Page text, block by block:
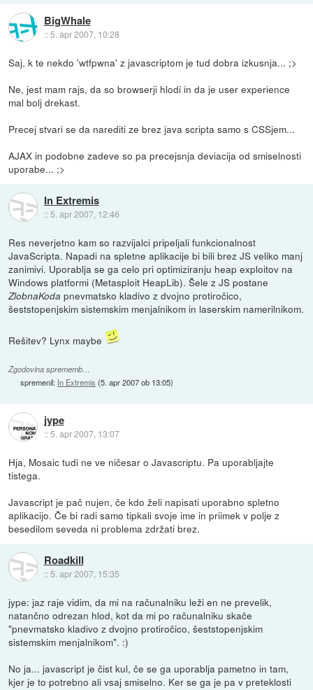
BigWhale
::5. apr 2007, 10:28
Saj, k te nekdo 'wtfpwna' z javascriptom je tud dobra izkusnja... ;>
Ne, jest mam rajs, da so browserji hlodi in da je user experience
mal bolj drekast.
Precej stvari se da narediti ze brez java scripta samo s CSSjem...
AJAX in podobne zadeve so pa precejsnja deviacija od smiselnosti
uporabe... ;>
In Extremis
:: 5. apr 2007, 12:46
Res neverjetno kam so razvijalci pripeljali funkcionalnost
JavaScripta. Napadi na spletne aplikacije bi bili brez JS veliko manj
zanimivi. Uporablja se ga celo pri optimiziranju heap exploitov na
Windows platformi (Metasploit HeapLib). Šele z JS postane
ZlobnaKoda pnevmatsko kladivo z dvojno protiročico,
šeststopenjskim sistemskim menjalnikom in laserskim namerilnikom.
Rešitev? Lynx maybe
Zgodovina sprememb…
spremenil: In Extremis (5. apr 2007 ob 13:05)
jype
::5. apr 2007, 13:07
Hja, Mosaic tudi ne ve ničesar o Javascriptu. Pa uporabljajte
tistega.
Javascript je pač nujen, če kdo želi napisati uporabno spletno
aplikacijo. Če bi radi samo tipkali svoje ime in priimek v polje z
besedilom seveda ni problema zdržati brez.
Roadkill
:: 5. apr 2007, 15:35
jype: jaz raje vidim, da mi na računalniku leži en ne prevelik,
natančno odrezan hlod, kot da mi po računalniku skače
"pnevmatsko kladivo z dvojno protiročico, šeststopenjskim
sistemskim menjalnikom". :)
No ja... javascript je čist kul, če se ga uporablja pametno in tam,
kjer je to potrebno ali vsaj smiselno. Ker se ga je pa v preteklosti